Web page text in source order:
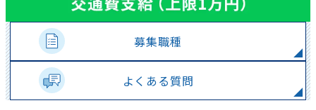
募集職種
よくある質問